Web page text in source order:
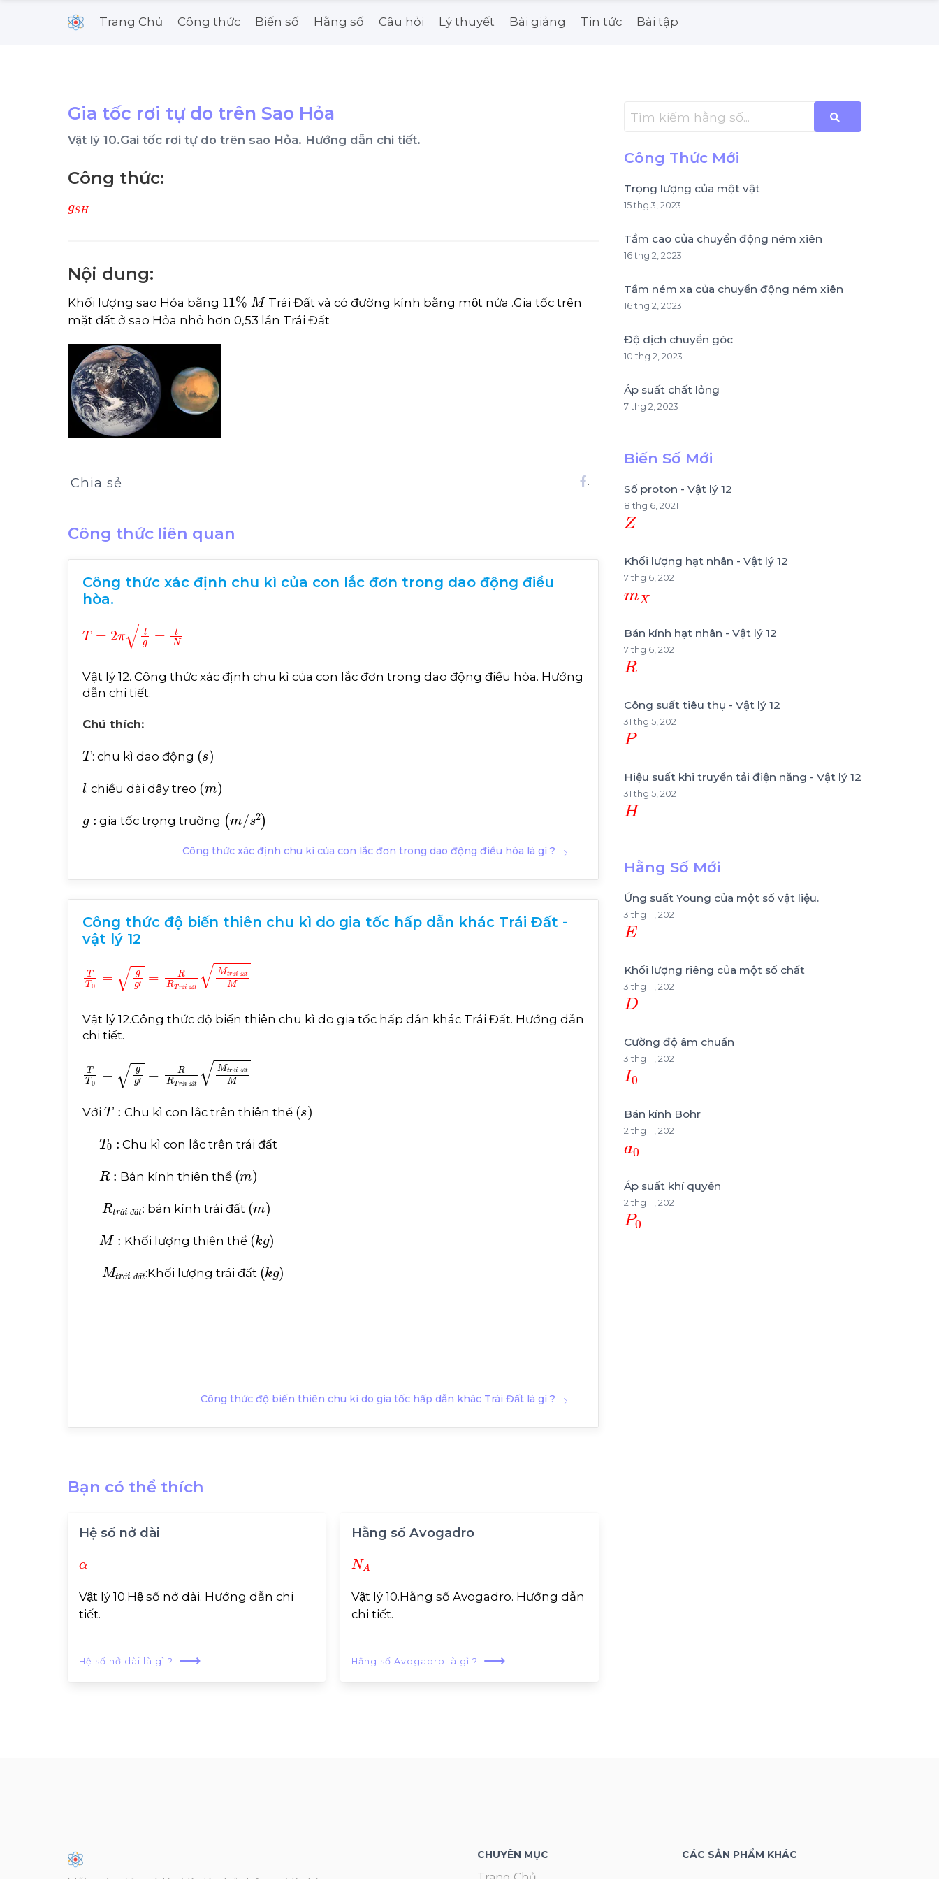
Trang Chủ Công thức Biến số Hằng số Câu hỏi Lý thuyết Bài giảng Tin tức Bài tập
Gia tốc rơi tự do trên Sao Hỏa
Vật lý 10.Gai tốc rơi tự do trên sao Hỏa. Hướng dẫn chi tiết.
Công thức:
Nội dung:
Khối lượng sao Hỏa bằng 11% M
Trái Đất và có đường kính bằng một nửa .Gia tốc trên
mặt đất ở sao Hỏa nhỏ hơn 0,53 lần Trái Đất
Chia sẻ .
Công thức liên quan
Công thức xác định chu kì của con lắc đơn trong dao động điều
hòa.
T= π =tN
Vật lý 12. Công thức xác định chu kì của con lắc đơn trong dao động điều hòa. Hướng
dẫn chi tiết.
Chú thích:
T: chu kì dao động (s )
l: chiều dài dây treo (m)
gia tốc trọng trường (m /s 2)
Công thức xác định chu kì của con lắc đơn trong dao động điều hòa là gì ?
Công thức độ biến thiên chu kì do gia tốc hấp dẫn khác Trái Đất -
vật lý 12
á đấ
TT g'= rá ấtMtrá
Vật lý 12.Công thức độ biến thiên chu kì do gia tốc hấp dẫn khác Trái Đất. Hướng dẫn
chi tiết.
TT g'= rá ấtMtrá
Với T: Chu kì con lắc trên thiên thể s
T0 Chu kì con lắc trên trái đất
R: Bán kính thiên thể m
Rt ấ t
: bán kính trái đất m
M: Khối lượng thiên thể kg
Mt đ ấ
:Khối lượng trái đất kg
Công thức độ biến thiên chu kì do gia tốc hấp dẫn khác Trái Đất là gì ?
Bạn có thể thích
Hệ số nở dài
Vật lý 10.Hệ số nở dài. Hướng dẫn chi
tiết.
Hệ số nở dài là gì ? ⟶
Hằng số Avogadro
NA
Vật lý 10.Hằng số Avogadro. Hướng dẫn
chi tiết.
Hằng số Avogadro là gì ? ⟶
Công Thức Mới
Trọng lượng của một vật
15 thg 3, 2023
Tầm cao của chuyển động ném xiên
16 thg 2, 2023
Tầm ném xa của chuyển động ném xiên
16 thg 2, 2023
Độ dịch chuyển góc
10 thg 2, 2023
Áp suất chất lỏng
7 thg 2, 2023
Biến Số Mới
Số proton - Vật lý 12
8 thg 6, 2021
Z
Khối lượng hạt nhân - Vật lý 12
7 thg 6, 2021
mX
Bán kính hạt nhân - Vật lý 12
7 thg 6, 2021
R
Công suất tiêu thụ - Vật lý 12
31 thg 5, 2021
P
Hiệu suất khi truyền tải điện năng - Vật lý 12
31 thg 5, 2021
H
Hằng Số Mới
Ứng suất Young của một số vật liệu.
3 thg 11, 2021
E
Khối lượng riêng của một số chất
3 thg 11, 2021
D
Cường độ âm chuẩn
3 thg 11, 2021
I0
Bán kính Bohr
2 thg 11, 2021
a0
Áp suất khí quyển
2 thg 11, 2021
P0
CHUYÊN MỤC CÁC SẢN PHẨM KHÁC